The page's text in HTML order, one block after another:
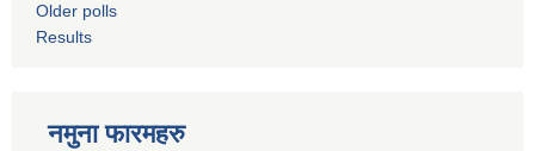
Older polls
Results
नमुना फारमहरु